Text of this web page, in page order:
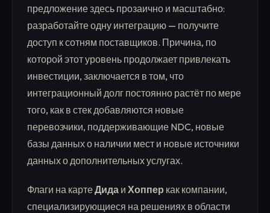
предложение здесь прозаично и масштабно:
разработайте одну интеграцию — получите
доступ к сотням поставщиков. Причина, по
которой этот уровень продолжает привлекать
инвестиции, заключается в том, что
интеграционный долг постоянно растёт по мере
того, как в стек добавляются новые
перевозчики, поддерживающие NDC, новые
базы данных о наличии мест и новые источники
данных о дополнительных услугах.
Флаги на картеДида и Хоппер как компании,
специализирующиеся на решениях в области